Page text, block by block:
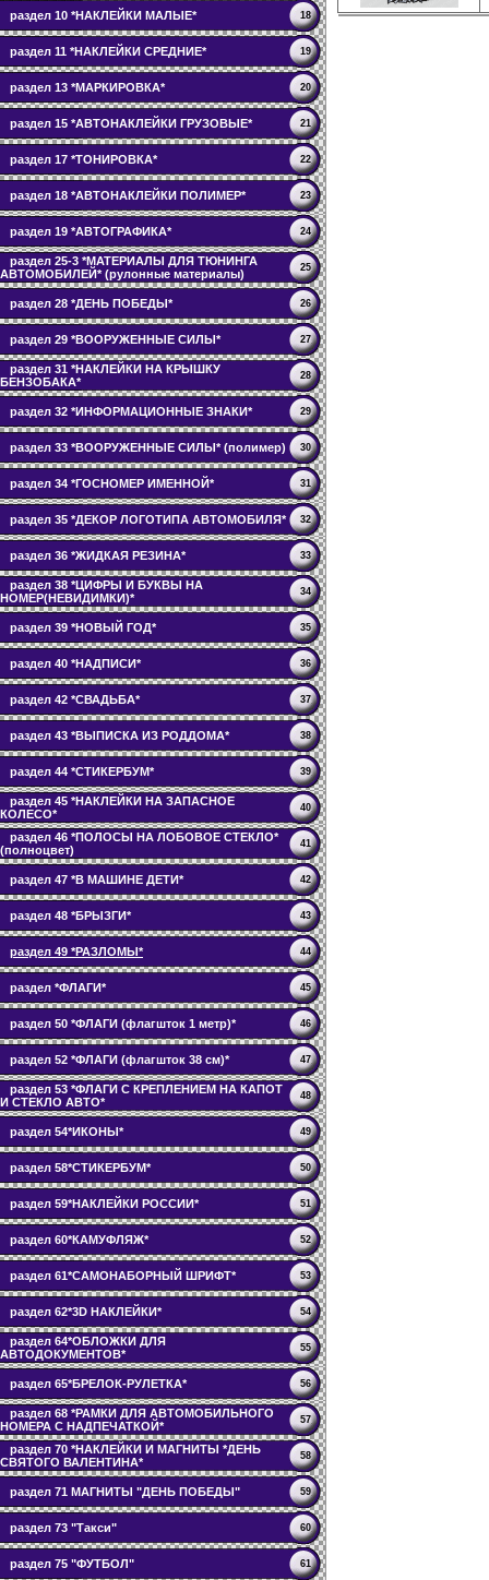
раздел 10 *НАКЛЕЙКИ МАЛЫЕ* 18
раздел 11 *НАКЛЕЙКИ СРЕДНИЕ* 19
раздел 13 *МАРКИРОВКА* 20
раздел 15 *АВТОНАКЛЕЙКИ ГРУЗОВЫЕ* 21
раздел 17 *ТОНИРОВКА* 22
раздел 18 *АВТОНАКЛЕЙКИ ПОЛИМЕР* 23
раздел 19 *АВТОГРАФИКА* 24
раздел 25-3 *МАТЕРИАЛЫ ДЛЯ ТЮНИНГА
АВТОМОБИЛЕЙ* (рулонные материалы)
25
раздел 28 *ДЕНЬ ПОБЕДЫ* 26
раздел 29 *ВООРУЖЕННЫЕ СИЛЫ* 27
раздел 31 *НАКЛЕЙКИ НА КРЫШКУ
БЕНЗОБАКА*
28
раздел 32 *ИНФОРМАЦИОННЫЕ ЗНАКИ* 29
раздел 33 *ВООРУЖЕННЫЕ СИЛЫ* (полимер) 30
раздел 34 *ГОСНОМЕР ИМЕННОЙ* 31
раздел 35 *ДЕКОР ЛОГОТИПА АВТОМОБИЛЯ* 32
раздел 36 *ЖИДКАЯ РЕЗИНА* 33
раздел 38 *ЦИФРЫ И БУКВЫ НА
НОМЕР(НЕВИДИМКИ)*
34
раздел 39 *НОВЫЙ ГОД* 35
раздел 40 *НАДПИСИ* 36
раздел 42 *СВАДЬБА* 37
раздел 43 *ВЫПИСКА ИЗ РОДДОМА* 38
раздел 44 *СТИКЕРБУМ* 39
раздел 45 *НАКЛЕЙКИ НА ЗАПАСНОЕ
КОЛЕСО*
40
раздел 46 *ПОЛОСЫ НА ЛОБОВОЕ СТЕКЛО*
(полноцвет)
41
раздел 47 *В МАШИНЕ ДЕТИ* 42
раздел 48 *БРЫЗГИ* 43
раздел 49 *РАЗЛОМЫ* 44
раздел *ФЛАГИ* 45
раздел 50 *ФЛАГИ (флагшток 1 метр)* 46
раздел 52 *ФЛАГИ (флагшток 38 см)* 47
раздел 53 *ФЛАГИ С КРЕПЛЕНИЕМ НА КАПОТ
И СТЕКЛО АВТО*
48
раздел 54*ИКОНЫ* 49
раздел 58*СТИКЕРБУМ* 50
раздел 59*НАКЛЕЙКИ РОССИИ* 51
раздел 60*КАМУФЛЯЖ* 52
раздел 61*САМОНАБОРНЫЙ ШРИФТ* 53
раздел 62*3D НАКЛЕЙКИ* 54
раздел 64*ОБЛОЖКИ ДЛЯ
АВТОДОКУМЕНТОВ*
55
раздел 65*БРЕЛОК-РУЛЕТКА* 56
раздел 68 *РАМКИ ДЛЯ АВТОМОБИЛЬНОГО
НОМЕРА С НАДПЕЧАТКОЙ*
57
раздел 70 *НАКЛЕЙКИ И МАГНИТЫ *ДЕНЬ
СВЯТОГО ВАЛЕНТИНА*
58
раздел 71 МАГНИТЫ "ДЕНЬ ПОБЕДЫ" 59
раздел 73 "Такси" 60
раздел 75 "ФУТБОЛ" 61